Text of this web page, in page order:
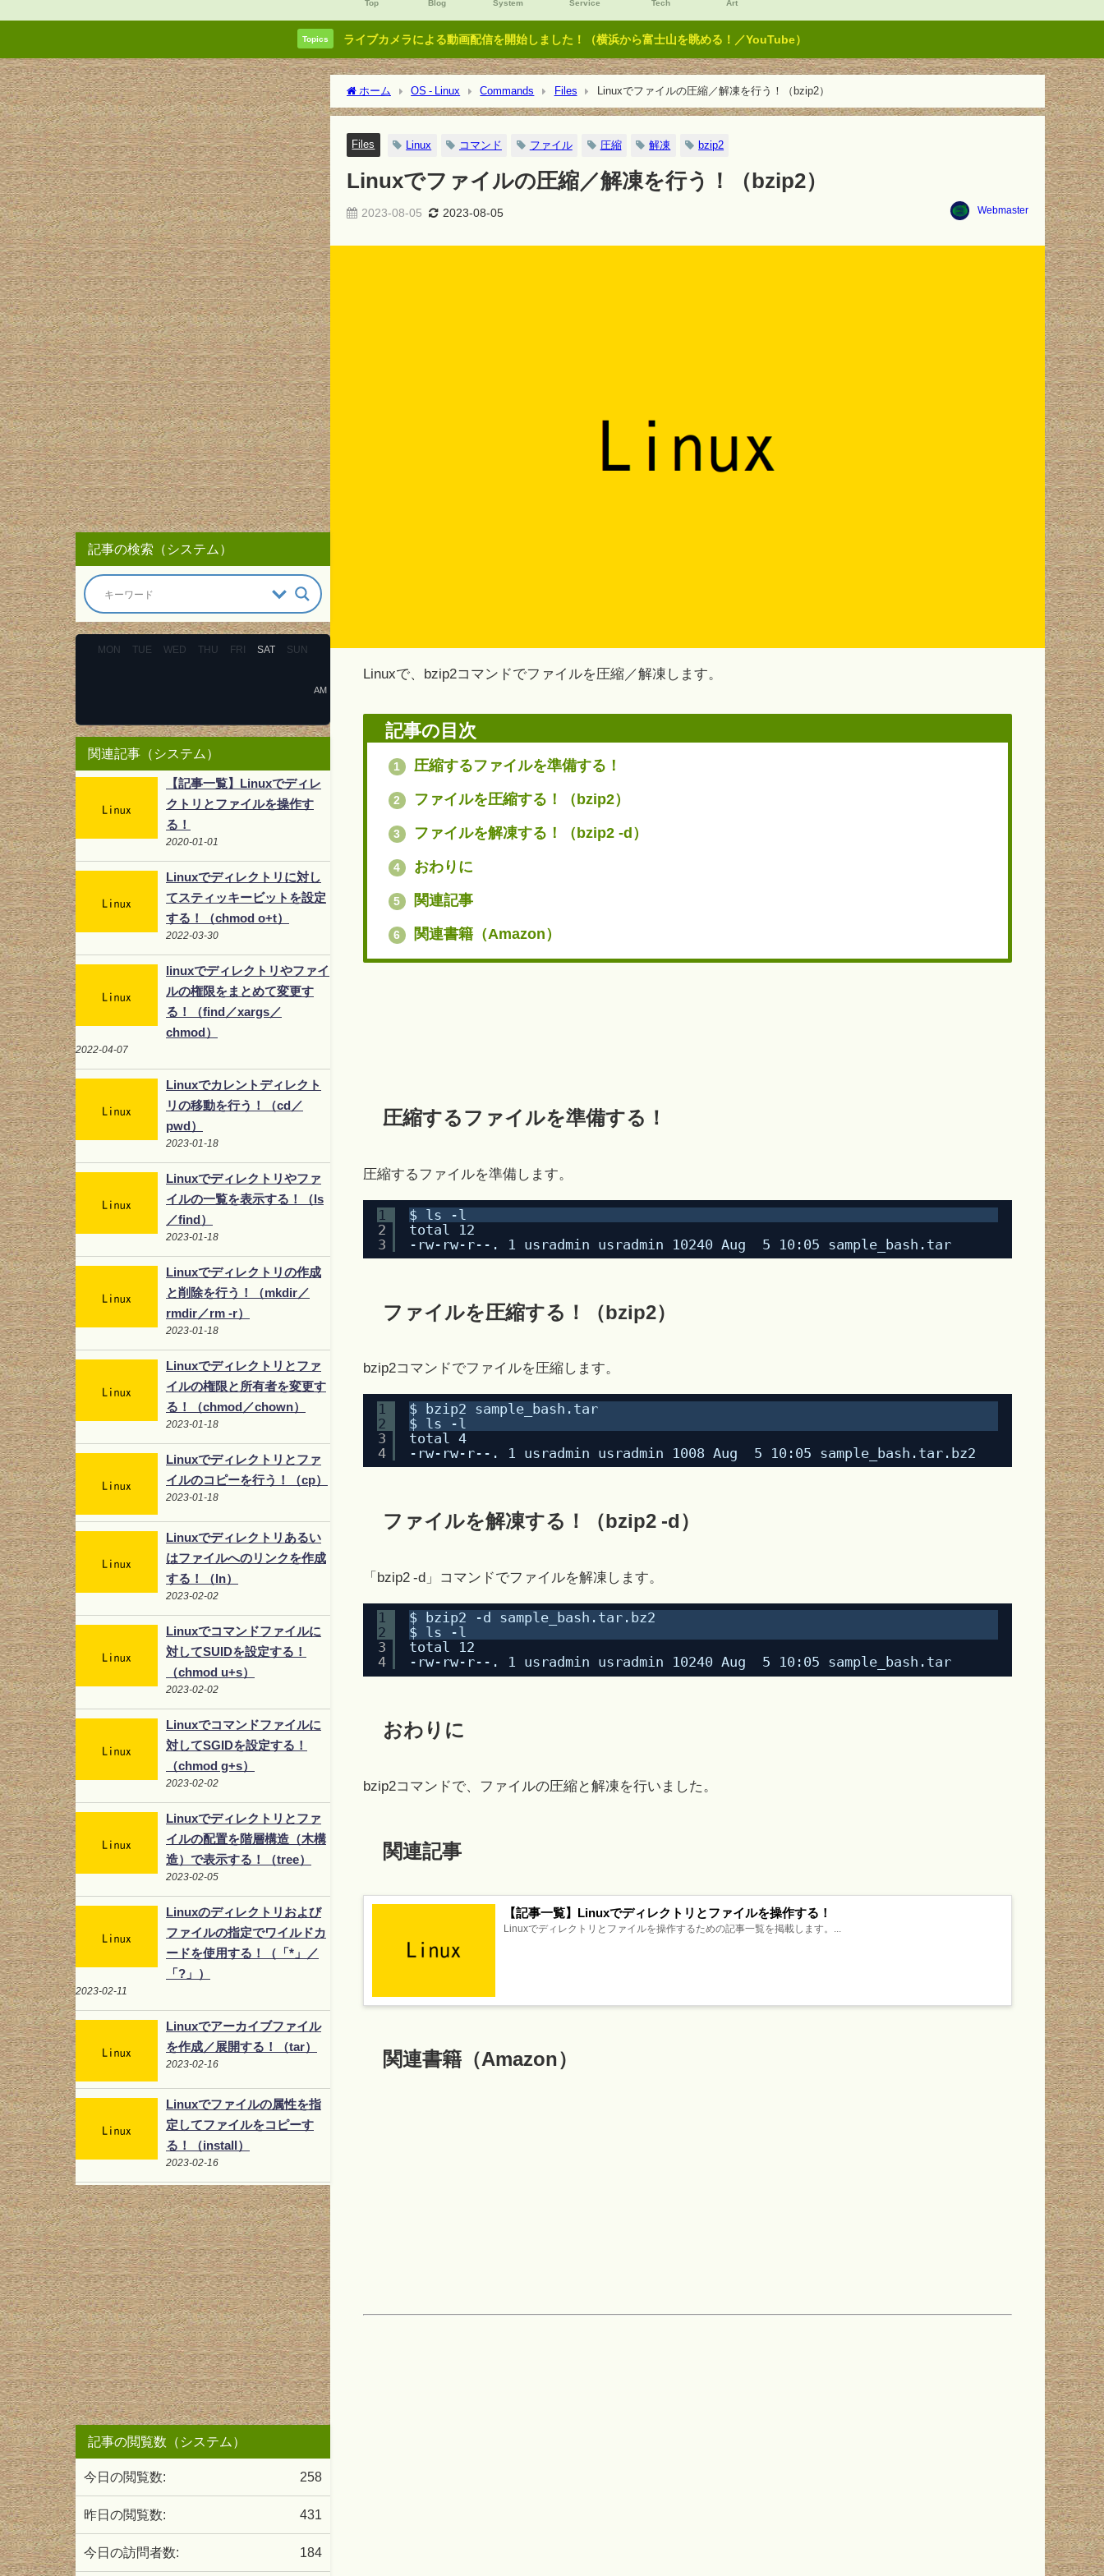
Top Blog System Service Tech Art
Topics ライブカメラによる動画配信を開始しました！（横浜から富士山を眺める！／YouTube）
ホーム OS - Linux Commands Files Linuxでファイルの圧縮／解凍を行う！（bzip2）
Files Linux コマンド ファイル 圧縮 解凍 bzip2
Linuxでファイルの圧縮／解凍を行う！（bzip2）
2023-08-05 2023-08-05 Webmaster
Linuxで、bzip2コマンドでファイルを圧縮／解凍します。
記事の目次
1 圧縮するファイルを準備する！
2 ファイルを圧縮する！（bzip2）
3 ファイルを解凍する！（bzip2 -d）
4 おわりに
5 関連記事
6 関連書籍（Amazon）
圧縮するファイルを準備する！
圧縮するファイルを準備します。
1
2
3
$ ls -l
total 12
-rw-rw-r--. 1 usradmin usradmin 10240 Aug  5 10:05 sample_bash.tar
ファイルを圧縮する！（bzip2）
bzip2コマンドでファイルを圧縮します。
1
2
3
4
$ bzip2 sample_bash.tar
$ ls -l
total 4
-rw-rw-r--. 1 usradmin usradmin 1008 Aug  5 10:05 sample_bash.tar.bz2
ファイルを解凍する！（bzip2 -d）
「bzip2 -d」コマンドでファイルを解凍します。
1
2
3
4
$ bzip2 -d sample_bash.tar.bz2
$ ls -l
total 12
-rw-rw-r--. 1 usradmin usradmin 10240 Aug  5 10:05 sample_bash.tar
おわりに
bzip2コマンドで、ファイルの圧縮と解凍を行いました。
関連記事
【記事一覧】Linuxでディレクトリとファイルを操作する！
Linuxでディレクトリとファイルを操作するための記事一覧を掲載します。...
関連書籍（Amazon）
記事の検索（システム）
MON TUE WED THU FRI SAT SUN
AM
関連記事（システム）
【記事一覧】Linuxでディレ
クトリとファイルを操作す
る！
2020-01-01
Linuxでディレクトリに対し
てスティッキービットを設定
する！（chmod o+t）
2022-03-30
linuxでディレクトリやファイ
ルの権限をまとめて変更す
る！（find／xargs／
chmod）
2022-04-07
Linuxでカレントディレクト
リの移動を行う！（cd／
pwd）
2023-01-18
Linuxでディレクトリやファ
イルの一覧を表示する！（ls
／find）
2023-01-18
Linuxでディレクトリの作成
と削除を行う！（mkdir／
rmdir／rm -r）
2023-01-18
Linuxでディレクトリとファ
イルの権限と所有者を変更す
る！（chmod／chown）
2023-01-18
Linuxでディレクトリとファ
イルのコピーを行う！（cp）
2023-01-18
Linuxでディレクトリあるい
はファイルへのリンクを作成
する！（ln）
2023-02-02
Linuxでコマンドファイルに
対してSUIDを設定する！
（chmod u+s）
2023-02-02
Linuxでコマンドファイルに
対してSGIDを設定する！
（chmod g+s）
2023-02-02
Linuxでディレクトリとファ
イルの配置を階層構造（木構
造）で表示する！（tree）
2023-02-05
Linuxのディレクトリおよび
ファイルの指定でワイルドカ
ードを使用する！（「*」／
「?」）
2023-02-11
Linuxでアーカイブファイル
を作成／展開する！（tar）
2023-02-16
Linuxでファイルの属性を指
定してファイルをコピーす
る！（install）
2023-02-16
記事の閲覧数（システム）
258
今日の閲覧数:
431
昨日の閲覧数:
184
今日の訪問者数: